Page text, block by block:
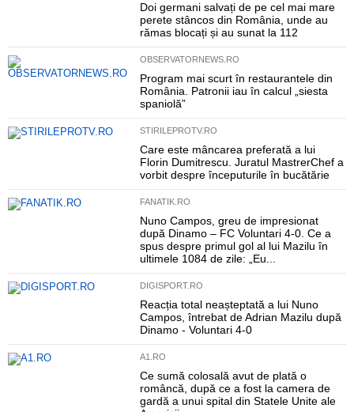
Doi germani salvați de pe cel mai mare
perete stâncos din România, unde au
rămas blocați și au sunat la 112
OBSERVATORNEWS.RO
Program mai scurt în restaurantele din
România. Patronii iau în calcul „siesta
spaniolă”
STIRILEPROTV.RO
Care este mâncarea preferată a lui
Florin Dumitrescu. Juratul MastrerChef a
vorbit despre începuturile în bucătărie
FANATIK.RO
Nuno Campos, greu de impresionat
după Dinamo – FC Voluntari 4-0. Ce a
spus despre primul gol al lui Mazilu în
ultimele 1084 de zile: „Eu...
DIGISPORT.RO
Reacția total neașteptată a lui Nuno
Campos, întrebat de Adrian Mazilu după
Dinamo - Voluntari 4-0
A1.RO
Ce sumă colosală avut de plată o
româncă, după ce a fost la camera de
gardă a unui spital din Statele Unite ale